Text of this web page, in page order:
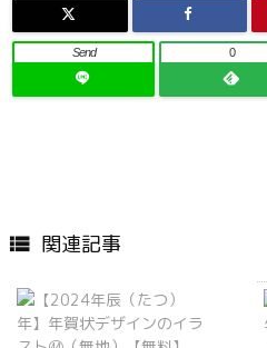
Send 0
 関連記事